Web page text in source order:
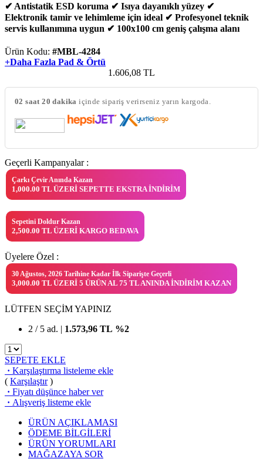
✔ Antistatik ESD koruma ✔ Isıya dayanıklı yüzey ✔
Elektronik tamir ve lehimleme için ideal ✔ Profesyonel teknik
servis kullanımına uygun ✔ 100x100 cm geniş çalışma alanı
Ürün Kodu: #MBL-4284
+Daha Fazla Pad & Örtü
1.606,08 TL
02 saat 20 dakika içinde sipariş verirseniz yarın kargoda.
Geçerli Kampanyalar :
Çarkı Çevir Anında Kazan
1,000.00 TL ÜZERI SEPETTE EKSTRA İNDIRIM
Sepetini Doldur Kazan
2,500.00 TL ÜZERI KARGO BEDAVA
Üyelere Özel :
30 Ağustos, 2026 Tarihine Kadar İlk Siparişte Geçerli
3,000.00 TL ÜZERI 5 ÜRÜN AL 75 TL ANINDA İNDIRIM KAZAN
LÜTFEN SEÇİM YAPINIZ
2 / 5 ad. | 1.573,96 TL %2
SEPETE EKLE
· Karşılaştırma listeleme ekle
( Karşılaştır)
· Fiyatı düşünce haber ver
· Alışveriş listeme ekle
ÜRÜN AÇIKLAMASI
ÖDEME BİLGİLERİ
ÜRÜN YORUMLARI
MAĞAZAYA SOR